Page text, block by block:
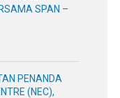
SPAN –
PENANDA
(NEC),